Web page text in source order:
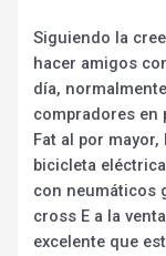
Siguiendo la
hacer amigos
día,
compradores en
Fat al por
bicicleta
con neumáticos
cross E a la
excelente que